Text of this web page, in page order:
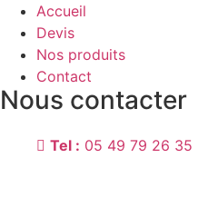
Accueil
Devis
Nos produits
Contact
Nous contacter
Tel : 05 49 79 26 35